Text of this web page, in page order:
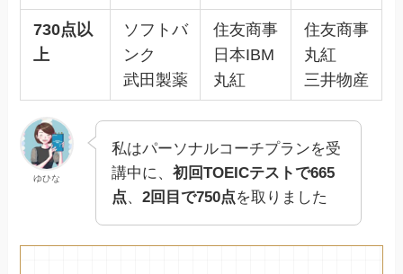
730点以
上
ソフトバ
ンク
武田製薬
住友商事
日本IBM
丸紅
住友商事
丸紅
三井物産
ゆひな
私はパーソナルコーチプランを受
講中に、初回TOEICテストで665
点、2回目で750点を取りました